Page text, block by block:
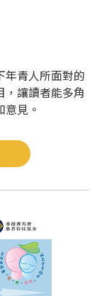
年青人所面對的
，讓讀者能多角
見。